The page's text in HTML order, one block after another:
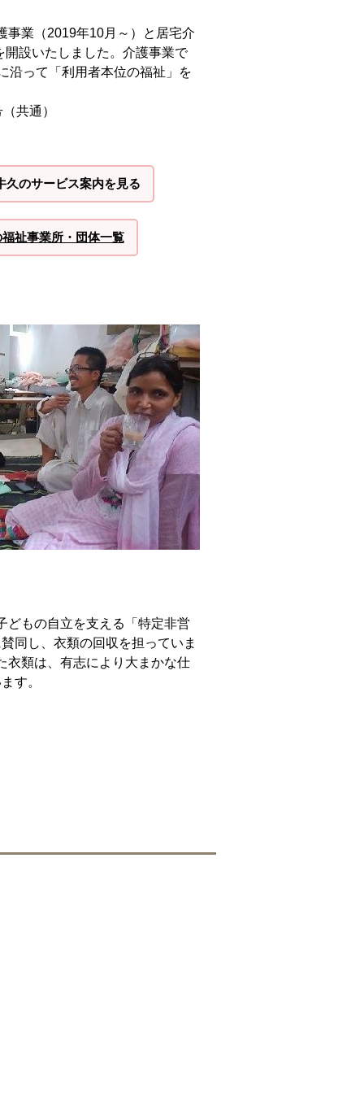
事業（2019年10月～）と居宅介
設いたしました。介護事業で
沿って「利用者本位の福祉」を
共通）
久のサービス案内を見る
祉事業所・団体一覧
どもの自立を支える「特定非営
同し、衣類の回収を担っていま
衣類は、有志により大まかな仕
す。